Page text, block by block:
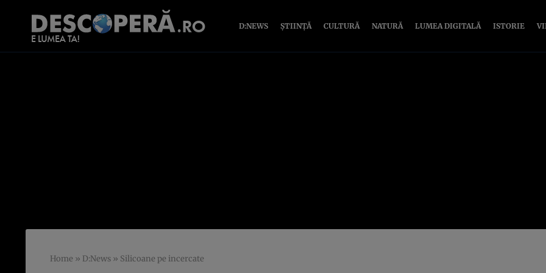
D:NEWS ȘTIINȚĂ CULTURĂ NATURĂ LUMEA DIGITALĂ ISTORIE
Home » D:News » Silicoane pe incercate